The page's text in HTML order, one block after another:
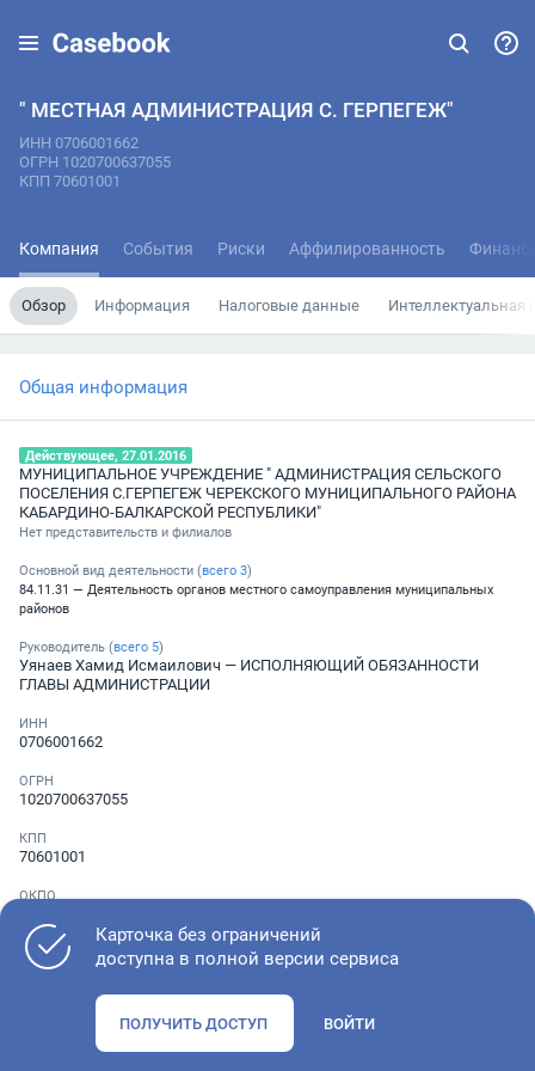
" МЕСТНАЯ АДМИНИСТРАЦИЯ С. ГЕРПЕГЕЖ"
ИНН 0706001662
ОГРН 1020700637055
КПП 70601001
Компания События Риски Аффилированность
Обзор Информация Налоговые данные Интеллектуальная
Общая информация
Действующее, 27.01.2016
МУНИЦИПАЛЬНОЕ УЧРЕЖДЕНИЕ " АДМИНИСТРАЦИЯ СЕЛЬСКОГО
ПОСЕЛЕНИЯ С.ГЕРПЕГЕЖ ЧЕРЕКСКОГО МУНИЦИПАЛЬНОГО РАЙОНА
КАБАРДИНО-БАЛКАРСКОЙ РЕСПУБЛИКИ"
Нет представительств и филиалов
Основной вид деятельности (всего 3)
84.11.31 — Деятельность органов местного самоуправления муниципальных
районов
Руководитель (всего 5)
Уянаев Хамид Исмаилович — ИСПОЛНЯЮЩИЙ ОБЯЗАННОСТИ
ГЛАВЫ АДМИНИСТРАЦИИ
ИНН
0706001662
ОГРН
1020700637055
КПП
70601001
ОКПО
Телефон
░ ░░░ ░░░░░░░
Как оценить состояние компании
Карточка без ограничений
доступна в полной версии сервиса
ПОЛУЧИТЬ ДОСТУП ВОЙТИ